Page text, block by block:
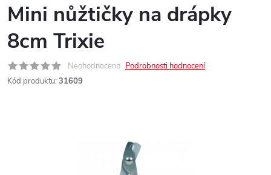
Mini nůžtičky na drápky
8cm Trixie
Neohodnoceno Podrobnosti hodnocení
Kód produktu: 31609